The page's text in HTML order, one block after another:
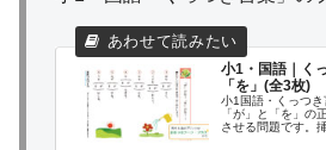
小1・国語｜く
「を」(全3枚)
小1国語・くっつき
「が」と「を」の
させる問題です。